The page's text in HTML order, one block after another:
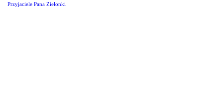
Przyjaciele Pana Zielonki